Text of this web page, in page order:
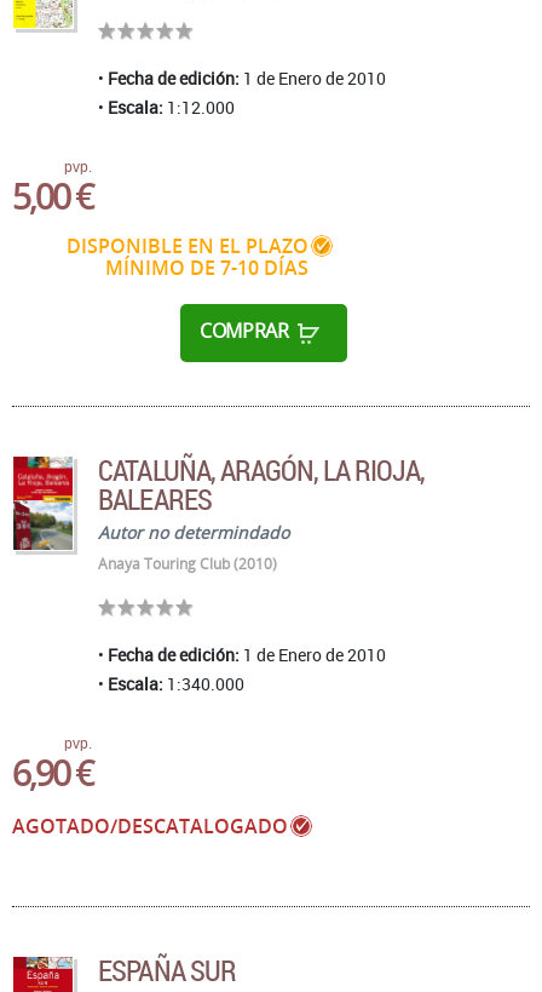
Fecha de edición: 1 de Enero de 2010
Escala: 1:12.000
pvp.
5,00 €
DISPONIBLE EN EL PLAZO
MÍNIMO DE 7-10 DÍAS
COMPRAR
CATALUÑA, ARAGÓN, LA RIOJA,
BALEARES
Autor no determindado
Anaya Touring Club (2010)
Fecha de edición: 1 de Enero de 2010
Escala: 1:340.000
pvp.
6,90 €
AGOTADO/DESCATALOGADO
ESPAÑA SUR